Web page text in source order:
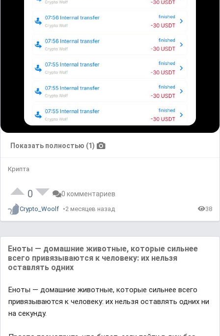
Показать полностью (1)
Крипта
0 0 комментариев
Crypto_Woolf 2 месяцев назад 38
Еноты — домашние животные, которые сильнее
всего привязываются к человеку: их нельзя
оставлять одних
Еноты — домашние животные, которые сильнее всего
привязываются к человеку: их нельзя оставлять одних ни
на секунду.